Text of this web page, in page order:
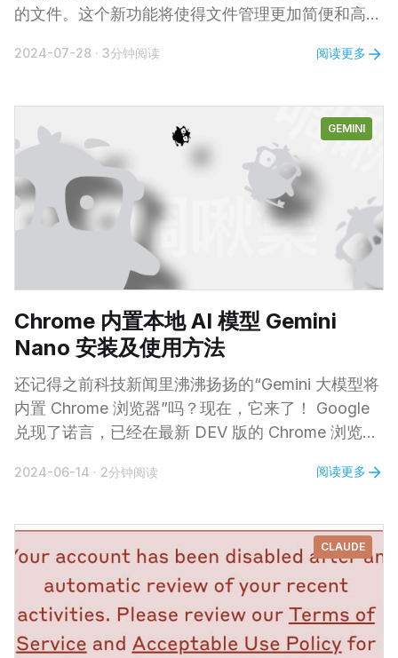
的文件。这个新功能将使得文件管理更加简便和高
夹与 Claude AI 项目文件夹同步，从而确保他们的项
的用户尤其有用，因为他们不再需要手动上传和下载
文件。 尽管目前项目知识库容量依然受限于模型上
下文窗口尺寸，但 Anthropic 正在着手拓展模型上下
文长度(从 20万 tokens 拓展到 40万 tokens )，届时
容纳一个小型程序开发项目或者研究资料将绰绰有
余。 此外，Anthropic 还在预览一个新的引文功能。
这个功能将帮助用户更好地管理和引用他们的资料来
2024-07-28 · 3分钟阅读 阅读更多
GEMINI
Chrome 内置本地 AI 模型 Gemini
Nano 安装及使用方法
还记得之前科技新闻里沸沸扬扬的“Gemini 大模型将
内置 Chrome 浏览器”吗？现在，它来了！ Google
兑现了诺言，已经在最新 DEV 版的 Chrome 浏览器
需安装一个 Chrome 浏览器，即可在自己电脑上免
各种在线大模型的依赖。 当然，目前就使用情况来
看，还没那么方便，仅限于在
2024-06-14 · 2分钟阅读 阅读更多
CLAUDE